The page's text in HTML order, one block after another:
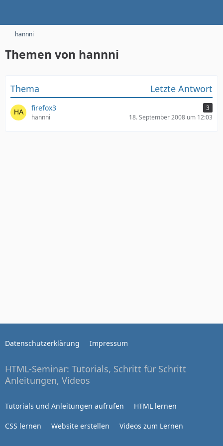
hannni
Themen von hannni
Thema Letzte Antwort
firefox3
3
hannni
18. September 2008 um 12:03
Datenschutzerklärung Impressum
HTML-Seminar: Tutorials, Schritt für Schritt
Anleitungen, Videos
Tutorials und Anleitungen aufrufen HTML lernen
CSS lernen Website erstellen Videos zum Lernen